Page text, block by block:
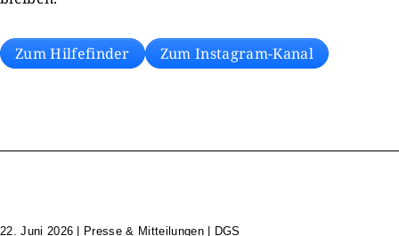
Zum Hilfefinder Zum Instagram-Kanal
22. Juni 2026 | Presse & Mitteilungen | DGS